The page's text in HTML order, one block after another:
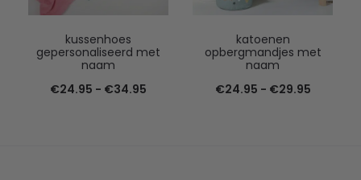
kussenhoes
gepersonaliseerd met
naam
€24.95 - €34.95
katoenen
opbergmandjes met
naam
€24.95 - €29.95